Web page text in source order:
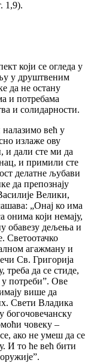
1,9).
који се огледа у
у друштвеним
да не остану
и потребама
и солидарности.
већ у
излаже ову
и дали сте ми да
и примили сте
делатне љубави
да препознају
Велики,
„Онај ко има
онима који немају,
обавезу дељења и
Светоотачко
агажману и
Св. Григорија
треба да се стиде,
у потреби”. Ове
више да
Свети Владика
богочовечанску
човеку –
ако не умеш да се
И то ће већ бити